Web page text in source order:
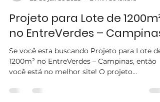
stellaitalico
2 min de leitura
Projeto para Lote de 1200m²
no EntreVerdes – Campinas
Se você esta buscando Projeto para Lote de